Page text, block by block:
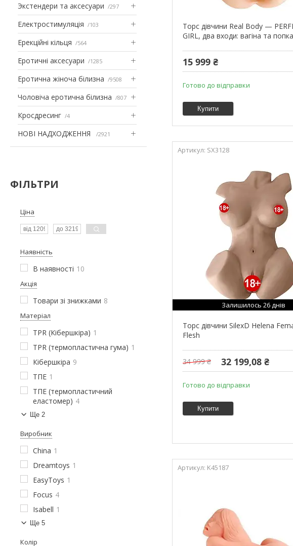
Экстендери та аксесуари 297
Електростимуляція 103
Ерекційні кільця 564
Еротичні аксесуари 1285
Еротична жіноча білизна 9508
Чоловіча еротична білизна 807
Кросдресинг 4
НОВІ НАДХОДЖЕННЯ 2921
ФІЛЬТРИ
Ціна
Наявність
В наявності 10
Акція
Товари зі знижками 8
Матеріал
TPR (Кібершкіра) 1
TPR (термопластична гума) 1
Кібершкіра 9
ТПЕ 1
ТПЕ (термопластичний
еластомер) 4
Ще 2
Виробник
China 1
Dreamtoys 1
EasyToys 1
Focus 4
Isabell 1
Ще 5
Колір
Торс дівчини Real Body —
GIRL, два входи: вагіна та попка
15 999 ₴
Готово до відправки
Купити
SX3128
Залишилось 26 днів
Торс дівчини SilexD Helena
Flesh
34 999 ₴ 32 199,08 ₴
Готово до відправки
Купити
K45187